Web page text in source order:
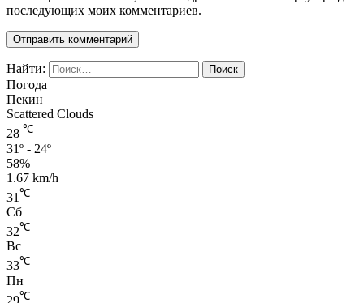
последующих моих комментариев.
Найти:
Погода
Пекин
Scattered Clouds
28 ℃
31º - 24º
58%
1.67 km/h
31 ℃
Сб
32℃
Вс
33℃
Пн
29℃